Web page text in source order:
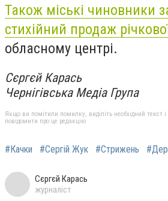
Також міські чиновники
стихійний продаж
обласному центрі.
Сєргєй Карась
Чернігівська Медіа Група
Якщо ви помітили помилку, виділіть необхідний текст
повідомити про це редакцію
#Качки #Сергій Жук #Стрижень
Сєргєй Карась
журналіст